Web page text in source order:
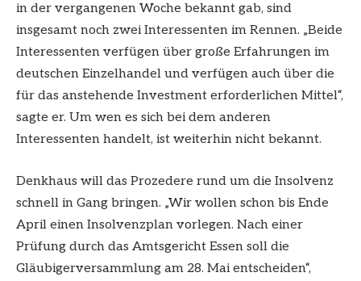
in der vergangenen Woche bekannt gab, sind
insgesamt noch zwei Interessenten im Rennen. „Beide
Interessenten verfügen über große Erfahrungen im
deutschen Einzelhandel und verfügen auch über die
für das anstehende Investment erforderlichen Mittel“,
sagte er. Um wen es sich bei dem anderen
Interessenten handelt, ist weiterhin nicht bekannt.
Denkhaus will das Prozedere rund um die Insolvenz
schnell in Gang bringen. „Wir wollen schon bis Ende
April einen Insolvenzplan vorlegen. Nach einer
Prüfung durch das Amtsgericht Essen soll die
Gläubigerversammlung am 28. Mai entscheiden“,